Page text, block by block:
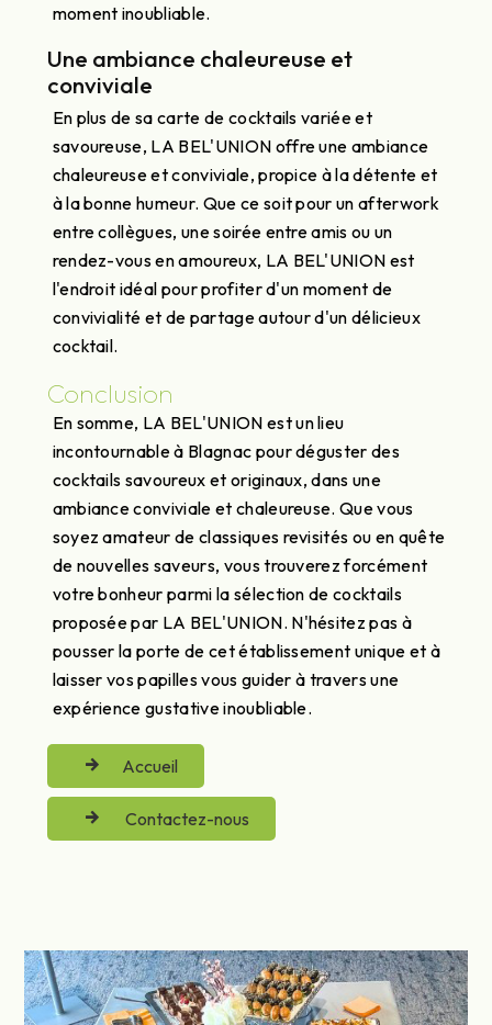
moment inoubliable.
Une ambiance chaleureuse et
conviviale
En plus de sa carte de cocktails variée et
savoureuse, LA BEL'UNION offre une ambiance
chaleureuse et conviviale, propice à la détente et
à la bonne humeur. Que ce soit pour un afterwork
entre collègues, une soirée entre amis ou un
rendez-vous en amoureux, LA BEL'UNION est
l'endroit idéal pour profiter d'un moment de
convivialité et de partage autour d'un délicieux
cocktail.
Conclusion
En somme, LA BEL'UNION est un lieu
incontournable à Blagnac pour déguster des
cocktails savoureux et originaux, dans une
ambiance conviviale et chaleureuse. Que vous
soyez amateur de classiques revisités ou en quête
de nouvelles saveurs, vous trouverez forcément
votre bonheur parmi la sélection de cocktails
proposée par LA BEL'UNION. N'hésitez pas à
pousser la porte de cet établissement unique et à
laisser vos papilles vous guider à travers une
expérience gustative inoubliable.
Accueil
Contactez-nous